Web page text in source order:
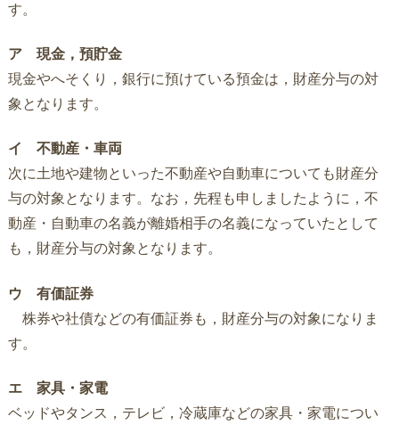
す。
ア 現金，預貯金
現金やへそくり，銀行に預けている預金は，財産分与の対
象となります。
イ 不動産・車両
次に土地や建物といった不動産や自動車についても財産分
与の対象となります。なお，先程も申しましたように，不
動産・自動車の名義が離婚相手の名義になっていたとして
も，財産分与の対象となります。
ウ 有価証券
株券や社債などの有価証券も，財産分与の対象になりま
す。
エ 家具・家電
ベッドやタンス，テレビ，冷蔵庫などの家具・家電につい